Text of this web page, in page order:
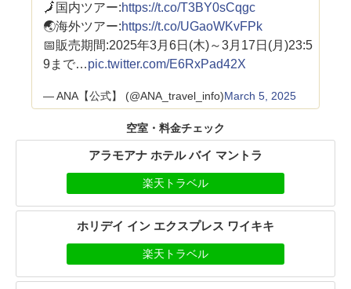
🗾国内ツアー:https://t.co/T3BY0sCqgc
🌏海外ツアー:https://t.co/UGaoWKvFPk
📅販売期間:2025年3月6日(木)～3月17日(月)23:5
9まで…pic.twitter.com/E6RxPad42X
— ANA【公式】 (@ANA_travel_info)March 5, 2025
空室・料金チェック
アラモアナ ホテル バイ マントラ
楽天トラベル
ホリデイ イン エクスプレス ワイキキ
楽天トラベル